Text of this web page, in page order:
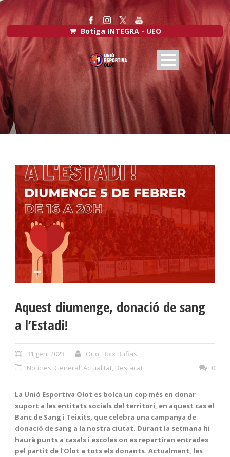
Botiga INTEGRA - UEO
Aquest diumenge, donació de sang
a l’Estadi!
31 gen. 2023
Oriol Boix Bufias
Notícies, General, Actualitat, Destacat 0
La Unió Esportiva Olot es bolca un cop més en donar
suport a les entitats socials del territori, en aquest cas el
Banc de Sang i Teixits, que celebra una campanya de
donació de sang a la nostra ciutat. Durant la setmana hi
haurà punts a casals i escoles on es repartiran entrades
pel partit de l’Olot a tots els donants. Actualment, les